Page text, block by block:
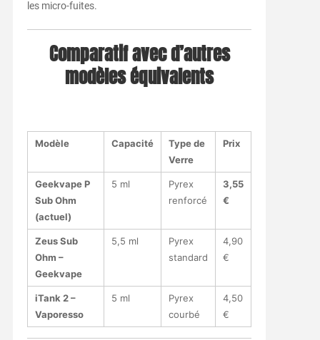
les micro-fuites.
Comparatif avec d’autres
modèles équivalents
Modèle Capacité
Type de
Verre
Prix
Geekvape P
Sub Ohm
(actuel)
5 ml
Pyrex
renforcé
3,55
€
Zeus Sub
Ohm –
Geekvape
5,5 ml
Pyrex
standard
4,90
€
iTank 2 –
Vaporesso
5 ml
Pyrex
courbé
4,50
€